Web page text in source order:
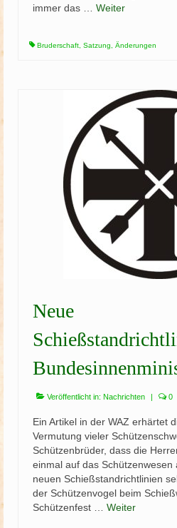
immer das … Weiter
Bruderschaft Satzung Änderungen
Neue
Veröffentlicht in: Nachrichten | 0
Ein Artikel in der WAZ erhärtet
Vermutung vieler
Schützenbrüder, dass die
einmal auf das Schützenwesen
neuen Schießstandrichtlinien
der Schützenvogel beim
Schützenfest … Weiter